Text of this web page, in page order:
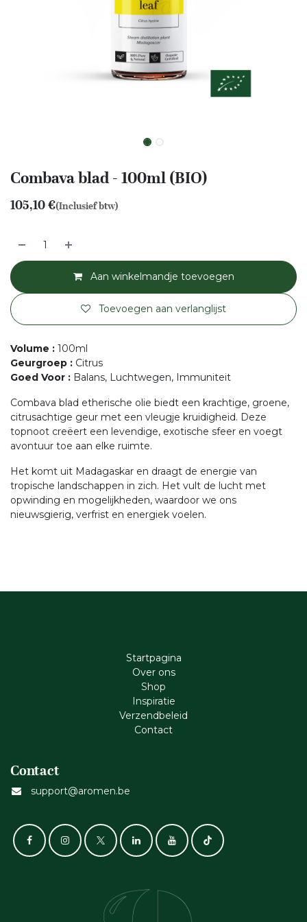
Combava blad - 100ml (BIO)
105,10€(Inclusief btw)
Aan winkelmandje toevoegen
Toevoegen aan verlanglijst
Volume : 100ml
Geurgroep : Citrus
Goed Voor : Balans, Luchtwegen, Immuniteit
Combava blad etherische olie biedt een krachtige, groene,
citrusachtige geur met een vleugje kruidigheid. Deze
topnoot creëert een levendige, exotische sfeer en voegt
avontuur toe aan elke ruimte.
Het komt uit Madagaskar en draagt de energie van
tropische landschappen in zich. Het vult de lucht met
opwinding en mogelijkheden, waardoor we ons
nieuwsgierig, verfrist en energiek voelen.
Startpagina
Ove​r​ ons
Shop
Inspiratie
Verzendbeleid
Cont​act
Contact
support@aromen.be